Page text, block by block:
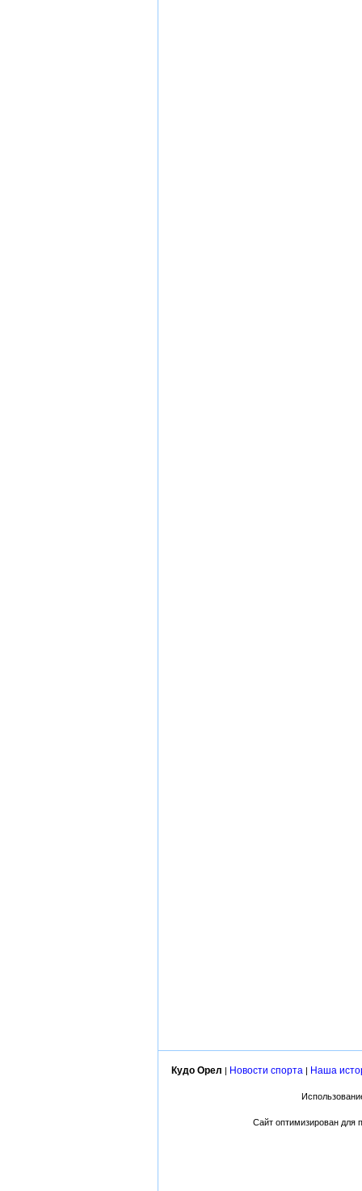
Кудо Орел | Новости спорта | Наша
Сайт оптимизирован для